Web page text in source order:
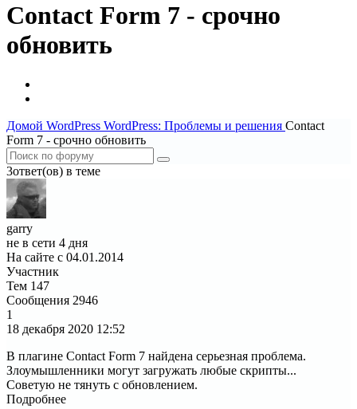
Contact Form 7 - срочно
обновить
Домой WordPress WordPress: Проблемы и решения Contact
Form 7 - срочно обновить
3ответ(ов) в теме
garry
не в сети 4 дня
На сайте с 04.01.2014
Участник
Тем 147
Сообщения 2946
1
18 декабря 2020 12:52
В плагине Contact Form 7 найдена серьезная проблема.
Злоумышленники могут загружать любые скрипты...
Советую не тянуть с обновлением.
Подробнее